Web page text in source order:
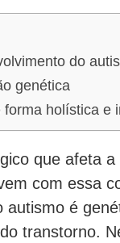
do
genética
holística e
que afeta
com essa
é
transtorno.